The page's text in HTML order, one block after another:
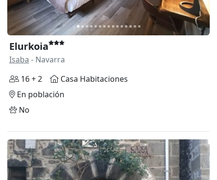
Elurkoia
Isaba - Navarra
16 + 2
Casa Habitaciones
En población
No